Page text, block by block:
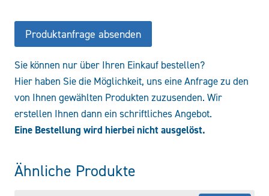
Produktanfrage absenden
Sie können nur über Ihren Einkauf bestellen?
Hier haben Sie die Möglichkeit, uns eine Anfrage zu den
von Ihnen gewählten Produkten zuzusenden. Wir
erstellen Ihnen dann ein schriftliches Angebot.
Eine Bestellung wird hierbei nicht ausgelöst.
Ähnliche Produkte